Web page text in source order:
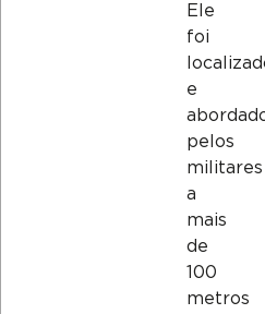
Ele
foi
e
pelos
militares
a
mais
de
100
metros